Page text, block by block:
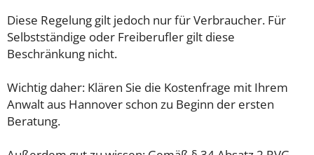
Diese Regelung gilt jedoch nur für Verbraucher. Für
Selbstständige oder Freiberufler gilt diese
Beschränkung nicht.
Wichtig daher: Klären Sie die Kostenfrage mit Ihrem
Anwalt aus Hannover schon zu Beginn der ersten
Beratung.